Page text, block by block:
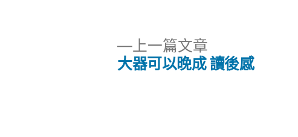
上一篇文章
一
大器可以晚成 讀後感